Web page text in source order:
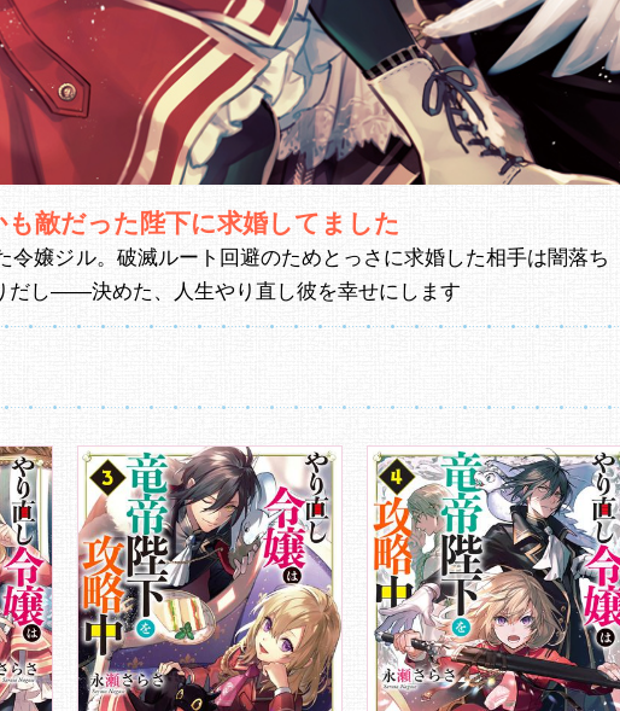
敵だった陛下に求婚してました
嬢ジル。破滅ルート回避のためとっさに求婚した相手は闇落ち
し――決めた、人生やり直し彼を幸せにします